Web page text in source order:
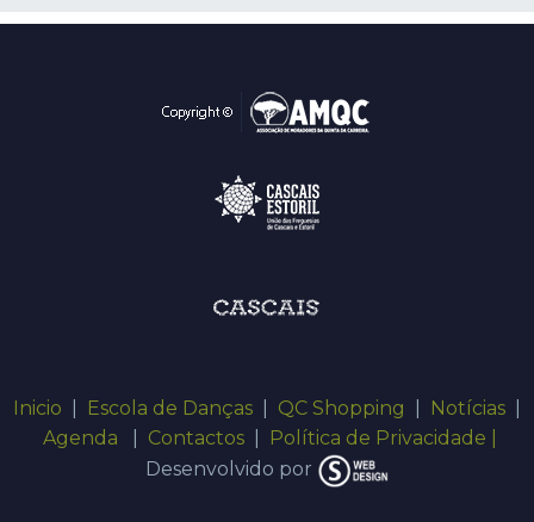
Inicio Escola de Danças QC Shopping Notícias
Agenda
Contactos|
Política de Privacidade |
Desenvolvido por